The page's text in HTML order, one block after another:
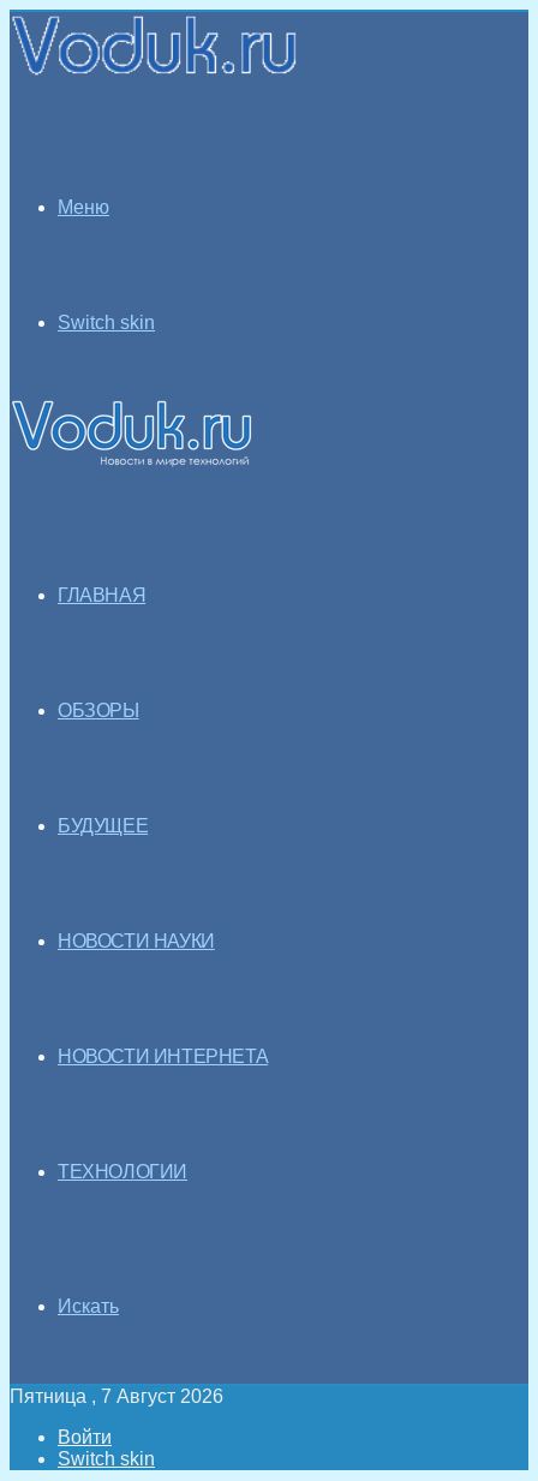
Меню
Switch skin
ГЛАВНАЯ
ОБЗОРЫ
БУДУЩЕЕ
НОВОСТИ НАУКИ
НОВОСТИ ИНТЕРНЕТА
ТЕХНОЛОГИИ
Искать
Пятница , 7 Август 2026
Войти
Switch skin